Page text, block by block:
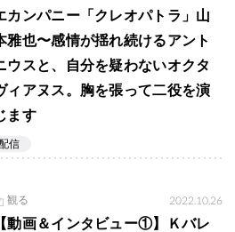
カンパニー「クレオパトラ」山
雅也〜感情が揺れ続けるアント
ウスと、自分を疑わないオクタ
ィアヌス。胸を張って二役を演
ます
信
観る 2022.10.26
【動画＆インタビュー①】Ｋバレ